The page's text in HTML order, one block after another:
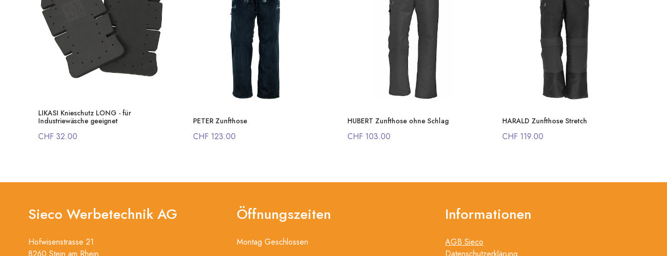
LIKASI Knieschutz LONG - für
Industriewäsche geeignet
CHF 32.00
PETER Zunfthose
CHF 123.00
HUBERT Zunfthose ohne Schlag
CHF 103.00
HARALD Zunfthose Stretch
CHF 119.00
Sieco Werbetechnik AG
Hofwisenstrasse 21
Öffnungszeiten
Montag Geschlossen
Informationen
AGB Sieco